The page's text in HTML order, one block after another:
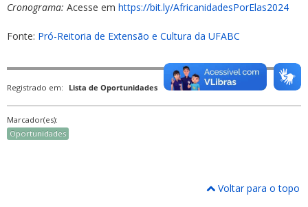
Cronograma: Acesse em https://bit.ly/AfricanidadesPorElas2024
Fonte: Pró-Reitoria de Extensão e Cultura da UFABC
Registrado em: Lista de Oportunidades
Marcador(es):
Oportunidades
Voltar para o topo